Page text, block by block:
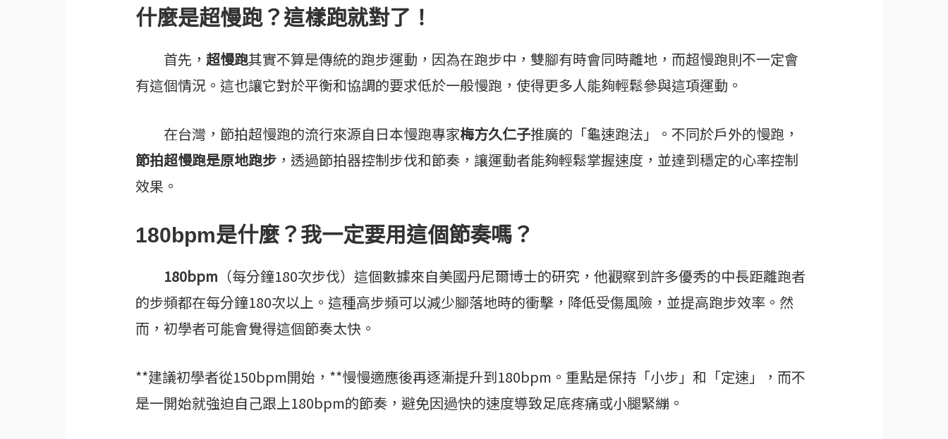
什麼是超慢跑？這樣跑就對了！
首先， 超慢跑其實不算是傳統的跑步運動，因為在跑步中，雙腳有時會同時離地，而超慢跑則不一定會
有這個情況。這也讓它對於平衡和協調的要求低於一般慢跑，使得更多人能夠輕鬆參與這項運動。
在台灣，節拍超慢跑的流行來源自日本慢跑專家梅方久仁子推廣的「龜速跑法」。不同於戶外的慢跑，
節拍超慢跑是原地跑步 ，透過節拍器控制步伐和節奏，讓運動者能夠輕鬆掌握速度，並達到穩定的心率控制
效果。
180bpm是什麼？我一定要用這個節奏嗎？
180bpm （每分鐘180次步伐）這個數據來自美國丹尼爾博士的研究，他觀察到許多優秀的中長距離跑者
的步頻都在每分鐘180次以上。這種高步頻可以減少腳落地時的衝擊，降低受傷風險，並提高跑步效率。然
而，初學者可能會覺得這個節奏太快。
**建議初學者從150bpm開始，**慢慢適應後再逐漸提升到180bpm。重點是保持「小步」和「定速」，而不
是一開始就強迫自己跟上180bpm的節奏，避免因過快的速度導致足底疼痛或小腿緊繃。